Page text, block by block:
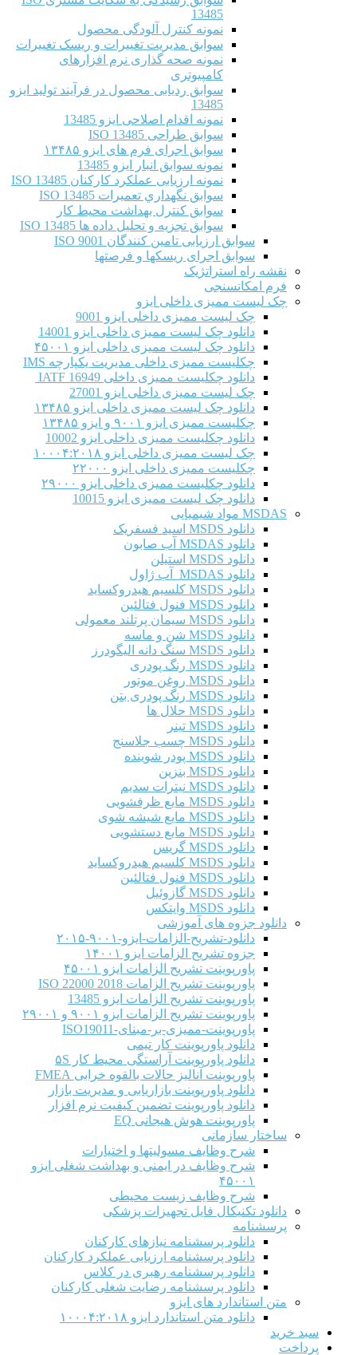
13485
نمونه کنترل آلودگی محصول
سوابق مدیریت تغییرات و ریسک تغییرات
نمونه صحه گذاری نرم افزارهای
کامپیوتری
سوابق ردیابی محصول در فرآیند تولید ایزو
13485
نمونه اقدام اصلاحی ایزو 13485
سوابق طراحی ISO 13485
سوابق اجرای فرم های ایزو ۱۳۴۸۵
نمونه سوابق انبار ایزو 13485
نمونه ارزیابی عملکرد کارکنان ISO 13485
سوابق نگهداري تعميرات ISO 13485
سوابق کنترل بهداشت محیط کار
سوابق تجزیه و تحلیل داده ها ISO 13485
سوابق ارزیابی تامین کنندگان ISO 9001
سوابق اجرای ریسکها و فرصتها
نقشه راه استراتژیک
فرم امکانسنجی
چک لیست ممیزی داخلی ایزو
چک لیست ممیزی داخلی ایزو 9001
دانلود چک لیست ممیزی داخلی ایزو 14001
دانلود چک لیست ممیزی داخلی ایزو ۴۵۰۰۱
چکلیست ممیزی داخلی مدیریت یکپارچه IMS
دانلود چکلیست ممیزی داخلی IATF 16949
چک لیست ممیزی داخلی ایزو 27001
دانلود چک لیست ممیزی داخلی ایزو ۱۳۴۸۵
چکلیست ممیزی ایزو ۹۰۰۱ و ایزو ۱۳۴۸۵
دانلود چکلیست ممیزی داخلی ایزو 10002
چک لیست ممیزی داخلی ایزو ۱۰۰۰۴:۲۰۱۸
چکلیست ممیزی داخلی ایزو ۲۲۰۰۰
دانلود چکلیست ممیزی داخلی ایزو ۲۹۰۰۰
دانلود چک لیست ممیزی ایزو 10015
MSDAS مواد شیمیایی
دانلود MSDS اسید فسفریک
دانلود MSDAS آب صابون
دانلود MSDS استیلن
دانلود MSDAS آب ژاول
دانلود MSDS کلسیم هیدروکساید
دانلود MSDS فنول فتالئین
دانلود MSDS سیمان پرتلند معمولی
دانلود MSDS شن و ماسه
دانلود MSDS سنگ دانه الیگودرز
دانلود MSDS رنگ پودری
دانلود MSDS روغن موتور
دانلود MSDS رنگ پودری بتن
دانلود MSDS حلال ها
دانلود MSDS تینر
دانلود MSDS چسب جلاسنج
دانلود MSDS پودر شوینده
دانلود MSDS بنزین
دانلود MSDS نیترات سدیم
دانلود MSDS مایع ظرفشویی
دانلود MSDS مایع شیشه شوی
دانلود MSDS مایع دستشویی
دانلود MSDS گریس
دانلود MSDS کلسیم هیدروکساید
دانلود MSDS فنول فتالئین
دانلود MSDS گازوئیل
دانلود MSDS وایتکس
دانلود جزوه های آموزشی
دانلود-تشریح-الزامات-ایزو-۹۰۰۱-۲۰۱۵
جزوه تشریح الزامات ایزو ۱۴۰۰۱
پاورپوینت تشریح الزامات ایزو ۴۵۰۰۱
پاورپوینت تشریح الزامات ISO 22000 2018
پاورپوینت تشریح الزامات ایزو 13485
پاورپوینت تشریح الزامات ایزو ۹۰۰۱ و ۲۹۰۰۱
پاورپوینت-ممیزی-بر-مبنای-ISO19011
دانلود پاورپوینت کار تیمی
دانلود پاورپوینت آراستگی محیط کار ۵S
پاورپوینت آنالیز حالات بالقوه خرابی FMEA
دانلود پاورپوینت بازاریابی و مدیریت بازار
دانلود پاورپوینت تضمین کیفیت نرم افزار
پاورپوینت هوش هیجانی EQ
ساختار سازمانی
شرح وظايف مسوليتها و اختيارات
شرح وظایف در ایمنی و بهداشت شغلی ایزو
۴۵۰۰۱
شرح وظایف زیست محیطی
دانلود تکنیکال فایل تجهیزات پزشکی
پرسشنامه
دانلود پرسشنامه نیازهای کارکنان
دانلود پرسشنامه ارزیابی عملکرد کارکنان
دانلود پرسشنامه رهبری در کلاس
دانلود پرسشنامه رضایت شغلی کارکنان
متن استاندارد های ایزو
دانلود متن استاندارد ایزو ۱۰۰۰۴:۲۰۱۸
سبد خرید
پرداخت